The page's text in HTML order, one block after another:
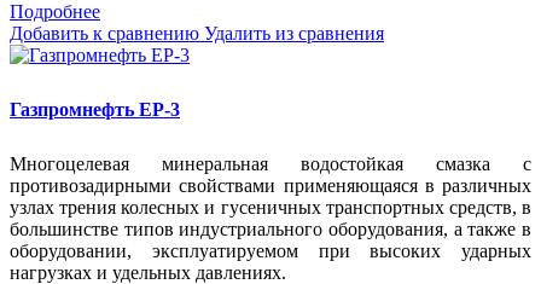
Подробнее
Добавить к сравнению Удалить из сравнения
Газпромнефть EP-3
Многоцелевая минеральная водостойкая смазка с
противозадирными свойствами применяющаяся в различных
узлах трения колесных и гусеничных транспортных средств, в
большинстве типов индустриального оборудования, а также в
оборудовании, эксплуатируемом при высоких ударных
нагрузках и удельных давлениях.